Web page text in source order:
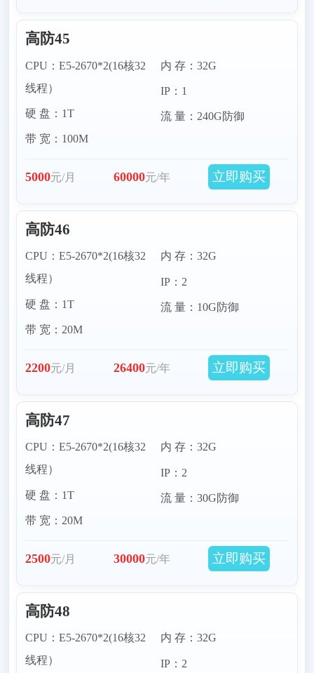
高防45
CPU：E5-2670*2(16核32
线程）
硬 盘：1T
带 宽：100M
内 存：32G
IP：1
流 量：240G防御
5000元/月 60000元/年 立即购买
高防46
CPU：E5-2670*2(16核32
线程）
硬 盘：1T
带 宽：20M
内 存：32G
IP：2
流 量：10G防御
2200元/月 26400元/年 立即购买
高防47
CPU：E5-2670*2(16核32
线程）
硬 盘：1T
带 宽：20M
内 存：32G
IP：2
流 量：30G防御
2500元/月 30000元/年 立即购买
高防48
CPU：E5-2670*2(16核32
线程）
内 存：32G
IP：2